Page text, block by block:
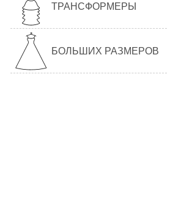
ТРАНСФОРМЕРЫ
БОЛЬШИХ РАЗМЕРОВ